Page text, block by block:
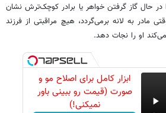
حال گاز گرفتن خواهر یا برادر کوچک‌ترش نشان
مادر به لانه برمی‌گردد، هیچ مراقبتی از فرزند
او را نجات دهد.
ابزار کامل برای اصلاح مو و
صورت (قیمت رو ببینی باور
نمیکنی!)